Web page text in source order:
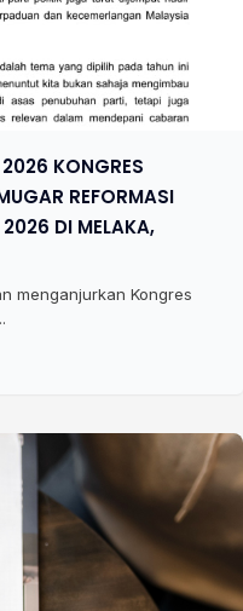
KONGRES
REFORMASI
DI MELAKA,
menganjurkan Kongres